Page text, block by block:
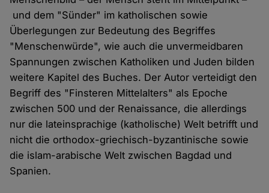
und dem "Sünder" im katholischen sowie
Überlegungen zur Bedeutung des Begriffes
"Menschenwürde", wie auch die unvermeidbaren
Spannungen zwischen Katholiken und Juden bilden
weitere Kapitel des Buches. Der Autor verteidigt den
Begriff des "Finsteren Mittelalters" als Epoche
zwischen 500 und der Renaissance, die allerdings
nur die lateinsprachige (katholische) Welt betrifft und
nicht die orthodox-griechisch-byzantinische sowie
die islam-arabische Welt zwischen Bagdad und
Spanien.